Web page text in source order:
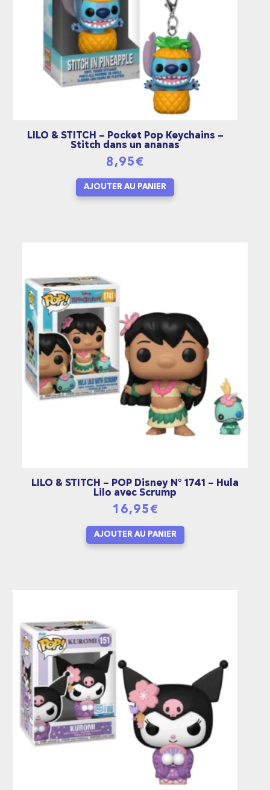
LILO & STITCH – Pocket Pop Keychains –
Stitch dans un ananas
8,95€
AJOUTER AU PANIER
LILO & STITCH – POP Disney N° 1741 – Hula
Lilo avec Scrump
16,95€
AJOUTER AU PANIER